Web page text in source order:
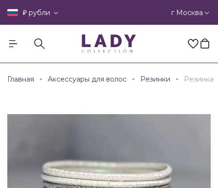
₽ рубли г Москва
Главная Аксессуары для волос Резинки Резинка